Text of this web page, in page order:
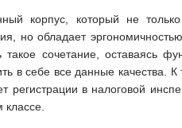
корпус, который не
но обладает
такое сочетание, оставаясь
в себе все данные качества. К
регистрации в налоговой